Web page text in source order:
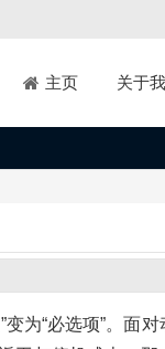
主页 关于
为“必选项”。面